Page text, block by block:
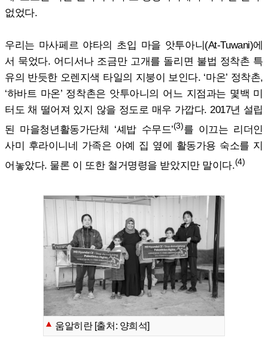
없었다.
우리는 마사페르 야타의 초입 마을 앗투아니(At-Tuwani)에
서 묵었다. 어디서나 조금만 고개를 돌리면 불법 정착촌 특
유의 반듯한 오렌지색 타일의 지붕이 보인다. ‘마온’ 정착촌,
‘하바트 마온’ 정착촌은 앗투아니의 어느 지점과는 몇백 미
터도 채 떨어져 있지 않을 정도로 매우 가깝다. 2017년 설립
된 마을청년활동가단체 ‘셰밥 수무드’(3)를 이끄는 리더인
사미 후라이니네 가족은 아예 집 옆에 활동가용 숙소를 지
어놓았다. 물론 이 또한 철거명령을 받았지만 말이다.(4)
움알히란 [출처: 양희석]